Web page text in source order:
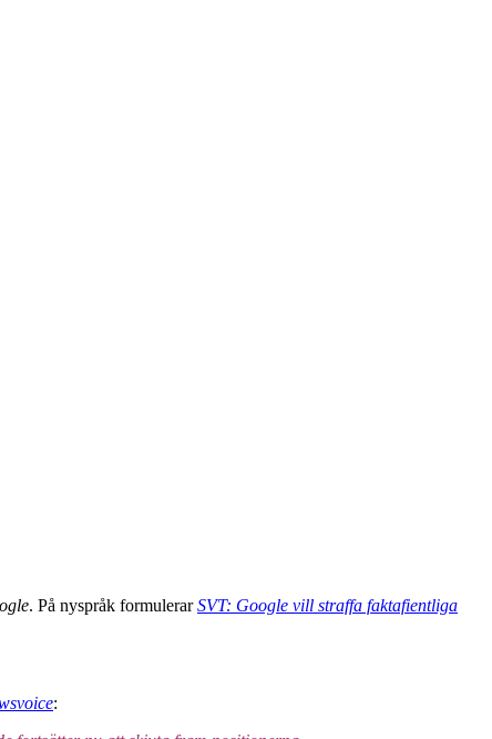
. På nyspråk formulerarSVT: Google vill straffa faktafientliga
: